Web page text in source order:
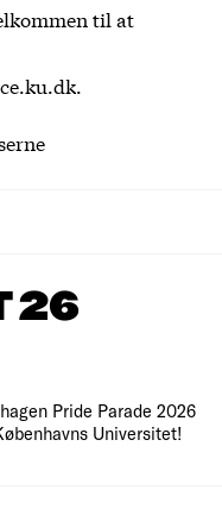
til at
26
Pride Parade 2026
Universitet!